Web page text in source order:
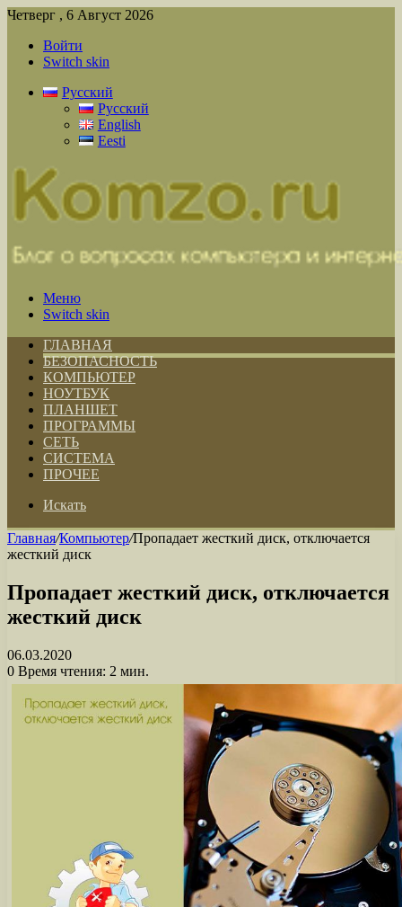
Четверг , 6 Август 2026
Войти
Switch skin
Русский
Русский
English
Eesti
Меню
Switch skin
ГЛАВНАЯ
БЕЗОПАСНОСТЬ
КОМПЬЮТЕР
НОУТБУК
ПЛАНШЕТ
ПРОГРАММЫ
СЕТЬ
СИСТЕМА
ПРОЧЕЕ
Искать
Главная/Компьютер/Пропадает жесткий диск, отключается
жесткий диск
Пропадает жесткий диск, отключается
жесткий диск
06.03.2020
0 Время чтения: 2 мин.